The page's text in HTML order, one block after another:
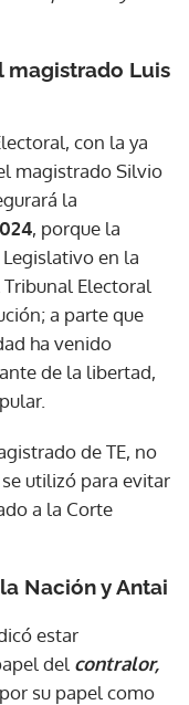
magistrado Luis
con la ya
magistrado Silvio
la
, porque la
en la
Electoral
a parte que
ha venido
de la libertad,
de TE, no
utilizó para evitar
a la Corte
Nación y Antai
estar
del contralor,
su papel como